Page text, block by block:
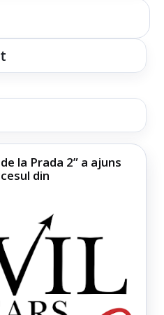
la Prada 2” a ajuns
din